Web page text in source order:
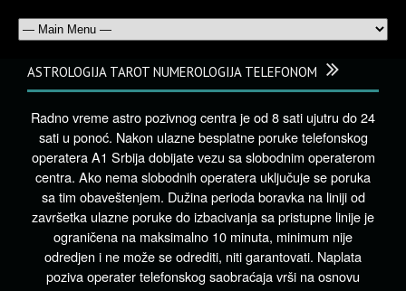
ASTROLOGIJA TAROT NUMEROLOGIJA TELEFONOM
Radno vreme astro pozivnog centra je od 8 sati ujutru do 24
sati u ponoć. Nakon ulazne besplatne poruke telefonskog
operatera A1 Srbija dobijate vezu sa slobodnim operaterom
centra. Ako nema slobodnih operatera uključuje se poruka
sa tim obaveštenjem. Dužina perioda boravka na liniji od
završetka ulazne poruke do izbacivanja sa pristupne linije je
ograničena na maksimalno 10 minuta, minimum nije
odredjen i ne može se odrediti, niti garantovati. Naplata
poziva operater telefonskog saobraćaja vrši na osnovu